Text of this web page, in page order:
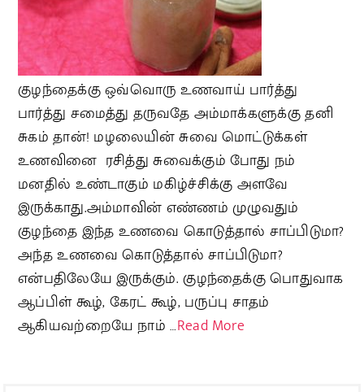
குழந்தைக்கு ஒவ்வொரு உணவாய் பார்த்து
பார்த்து சமைத்து தருவதே அம்மாக்களுக்கு தனி
சுகம் தான்! மழலையின் சுவை மொட்டுக்கள்
உணவினை ரசித்து சுவைக்கும் போது நம்
மனதில் உண்டாகும் மகிழ்ச்சிக்கு அளவே
இருக்காது.அம்மாவின் எண்ணம் முழுவதும்
குழந்தை இந்த உணவை கொடுத்தால் சாப்பிடுமா?
அந்த உணவை கொடுத்தால் சாப்பிடுமா?
என்பதிலேயே இருக்கும். குழந்தைக்கு பொதுவாக
ஆப்பிள் கூழ், கேரட் கூழ், பருப்பு சாதம்
ஆகியவற்றையே நாம் …Read More